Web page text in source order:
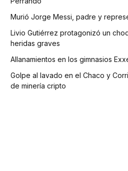
Murió Jorge Messi, padre y
Livio Gutiérrez protagonizó un
heridas graves
Allanamientos en los gimnasios
Golpe al lavado en el Chaco y
de minería cripto